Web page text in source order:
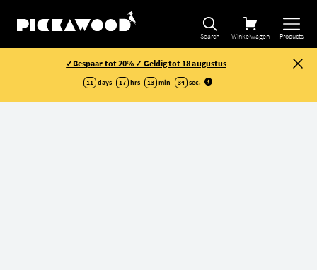
Search Winkelwagen Products
✓Bespaar tot 20% ✓ Geldig tot 18 augustus
11 days 17 hrs 13 min 34 sec.